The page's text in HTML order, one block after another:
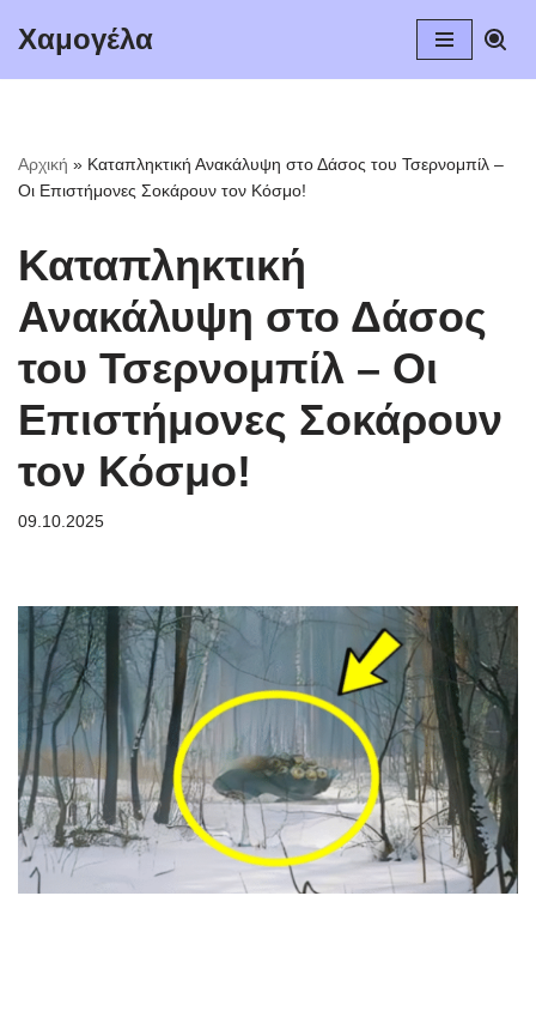
Χαμογέλα
Αρχική » Καταπληκτική Ανακάλυψη στο Δάσος του Τσερνομπίλ –
Οι Επιστήμονες Σοκάρουν τον Κόσμο!
Καταπληκτική
Ανακάλυψη στο Δάσος
του Τσερνομπίλ – Οι
Επιστήμονες Σοκάρουν
τον Κόσμο!
09.10.2025